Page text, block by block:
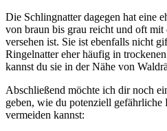
Die Schlingnatter dagegen⁣ hat eine
von braun bis grau reicht und oft
versehen ist. Sie ist ebenfalls⁤ nicht⁤
‌Ringelnatter eher häufig in
kannst du sie in der Nähe von
Abschließend möchte ich dir noch
geben, wie du potenziell ⁢gefährliche
vermeiden ​kannst: